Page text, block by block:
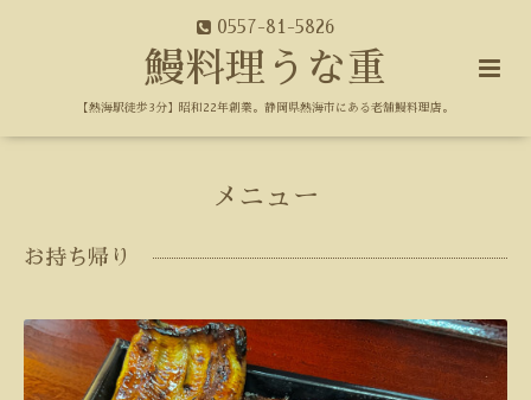
0557-81-5826
鰻料理うな重
【熱海駅徒歩3分】昭和22年創業。静岡県熱海市にある老舗鰻料理店。
メニュー
お持ち帰り